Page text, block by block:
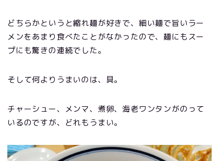
どちらかというと縮れ麺が好きで、細い麺で旨いラー
メンをあまり食べたことがなかったので、麺にもスー
プにも驚きの連続でした。
そして何よりうまいのは、具。
チャーシュー、メンマ、煮卵、海老ワンタンがのって
いるのですが、どれもうまい。